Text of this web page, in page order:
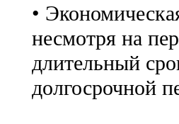
•
несмотря на
длительный
долгосрочной